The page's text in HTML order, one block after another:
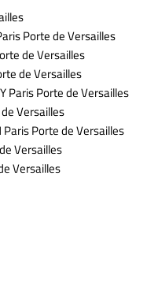
Porte de Versailles
de Versailles
de Versailles
Paris Porte de Versailles
Versailles
Paris Porte de Versailles
Versailles
Versailles